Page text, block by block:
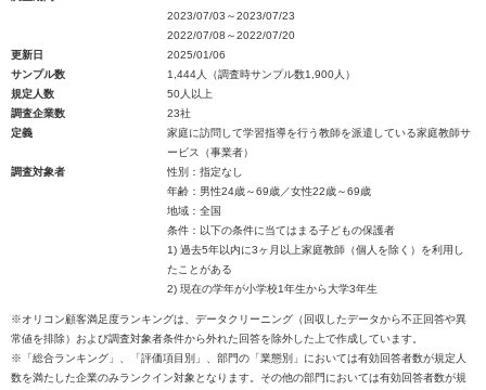
2023/07/03～2023/07/23
2022/07/08～2022/07/20
更新日
2025/01/06
サンプル数
1,444人（調査時サンプル数1,900人）
規定人数
50人以上
調査企業数
23社
定義
家庭に訪問して学習指導を行う教師を派遣している家庭教師サ
ービス（事業者）
調査対象者
性別：指定なし
年齢：男性24歳～69歳／女性22歳～69歳
地域：全国
条件：以下の条件に当てはまる子どもの保護者
1) 過去5年以内に3ヶ月以上家庭教師（個人を除く）を利用し
たことがある
2) 現在の学年が小学校1年生から大学3年生
※オリコン顧客満足度ランキングは、データクリーニング（回収したデータから不正回答や異
常値を排除）および調査対象者条件から外れた回答を除外した上で作成しています。
※「総合ランキング」、「評価項目別」、部門の「業態別」においては有効回答者数が規定人
数を満たした企業のみランクイン対象となります。その他の部門においては有効回答者数が規